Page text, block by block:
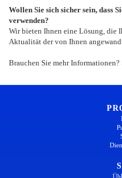
Wollen Sie sich sicher sein, dass
verwenden?
Wir bieten Ihnen eine Lösung, die
Aktualität der von Ihnen
Brauchen Sie mehr Informationen?